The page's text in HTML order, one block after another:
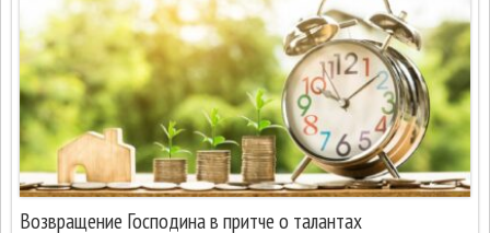
Возвращение Господина в притче о талантах